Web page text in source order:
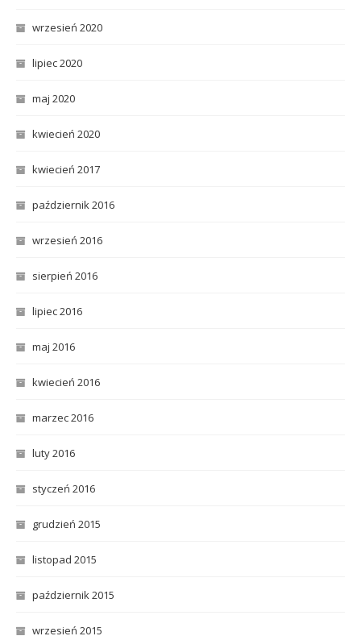
wrzesień 2020
lipiec 2020
maj 2020
kwiecień 2020
kwiecień 2017
październik 2016
wrzesień 2016
sierpień 2016
lipiec 2016
maj 2016
kwiecień 2016
marzec 2016
luty 2016
styczeń 2016
grudzień 2015
listopad 2015
październik 2015
wrzesień 2015